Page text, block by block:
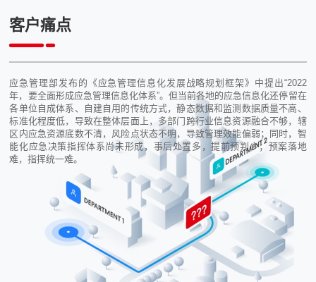
客户痛点
应急管理部发布的《应急管理信息化发展战略规划框架》中提出“2022
年，要全面形成应急管理信息化体系”。但当前各地的应急信息化还停留在
各单位自成体系、自建自用的传统方式，静态数据和监测数据质量不高、
标准化程度低，导致在整体层面上，多部门跨行业信息资源融合不够，辖
区内应急资源底数不清，风险点状态不明，导致管理效能偏弱；同时，智
能化应急决策指挥体系尚未形成，事后处置多，提前预判少；预案落地
难，指挥统一难。